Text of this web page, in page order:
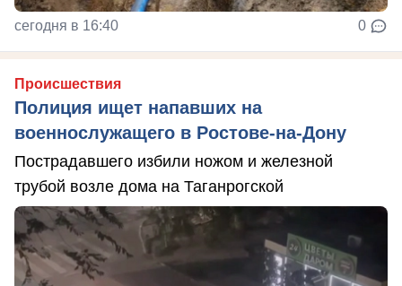
сегодня в 16:40 0
Происшествия
Полиция ищет напавших на
военнослужащего в Ростове-на-Дону
Пострадавшего избили ножом и железной
трубой возле дома на Таганрогской